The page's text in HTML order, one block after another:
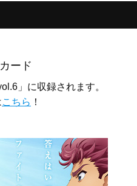
」に収録されます。
こちら ！